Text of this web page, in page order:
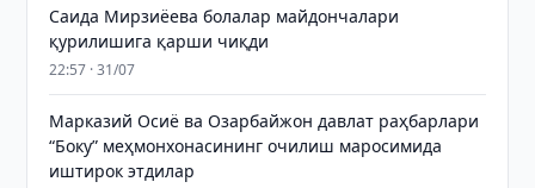
Саида Мирзиёева болалар майдончалари
қурилишига қарши чиқди
22:57 · 31/07
Марказий Осиё ва Озарбайжон давлат раҳбарлари
“Боку” меҳмонхонасининг очилиш маросимида
иштирок этдилар